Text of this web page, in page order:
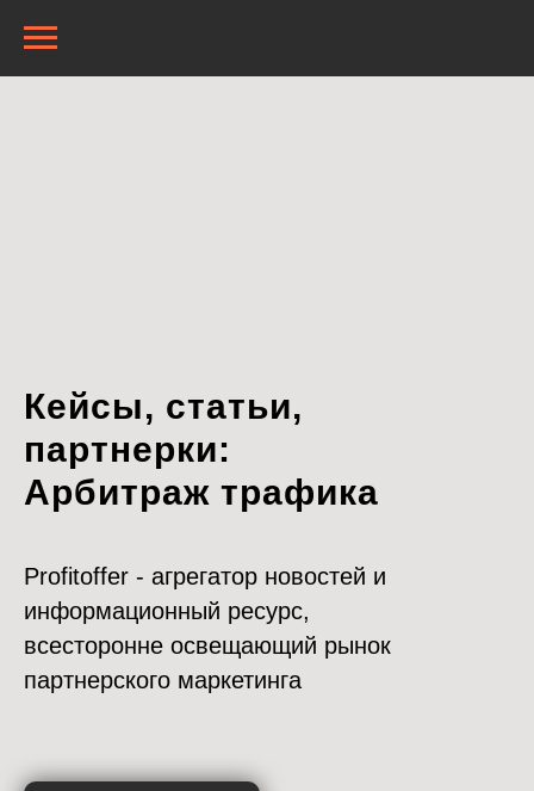
Кейсы, статьи,
партнерки:
Арбитраж трафика
Profitoffer - агрегатор новостей и
информационный ресурс,
всесторонне освещающий рынок
партнерского маркетинга